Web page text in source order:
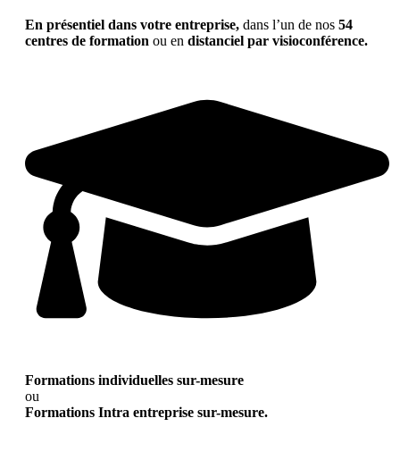
En présentiel dans votre entreprise, dans l’un de nos 54
centres de formation ou en distanciel par visioconférence.
Formations individuelles sur-mesure
ou
Formations Intra entreprise sur-mesure.